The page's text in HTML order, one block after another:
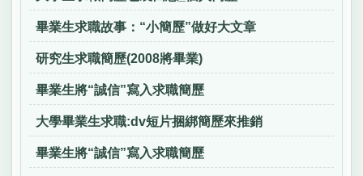
畢業生求職故事：“小簡歷”做好大文章
研究生求職簡歷(2008將畢業)
畢業生將“誠信”寫入求職簡歷
大學畢業生求職:dv短片捆綁簡歷來推銷
畢業生將“誠信”寫入求職簡歷